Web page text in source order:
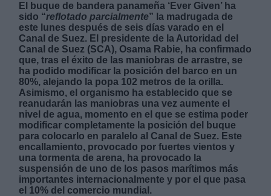
El buque de bandera panameña ‘Ever Given’ ha
sido “reflotado parcialmente” la madrugada de
este lunes después de seis días varado en el
Canal de Suez. El presidente de la Autoridad del
Canal de Suez (SCA), Osama Rabie, ha confirmado
que, tras el éxito de las maniobras de arrastre, se
ha podido modificar la posición del barco en un
80%, alejando la popa 102 metros de la orilla.
Asimismo, el organismo ha establecido que se
reanudarán las maniobras una vez aumente el
nivel de agua, momento en el que se estima poder
modificar completamente la posición del buque
para colocarlo en paralelo al Canal de Suez. Este
encallamiento, provocado por fuertes vientos y
una tormenta de arena, ha provocado la
suspensión de uno de los pasos marítimos más
importantes internacionalmente y por el que pasa
el 10% del comercio mundial.
Derechos:
link
Información adicional
link